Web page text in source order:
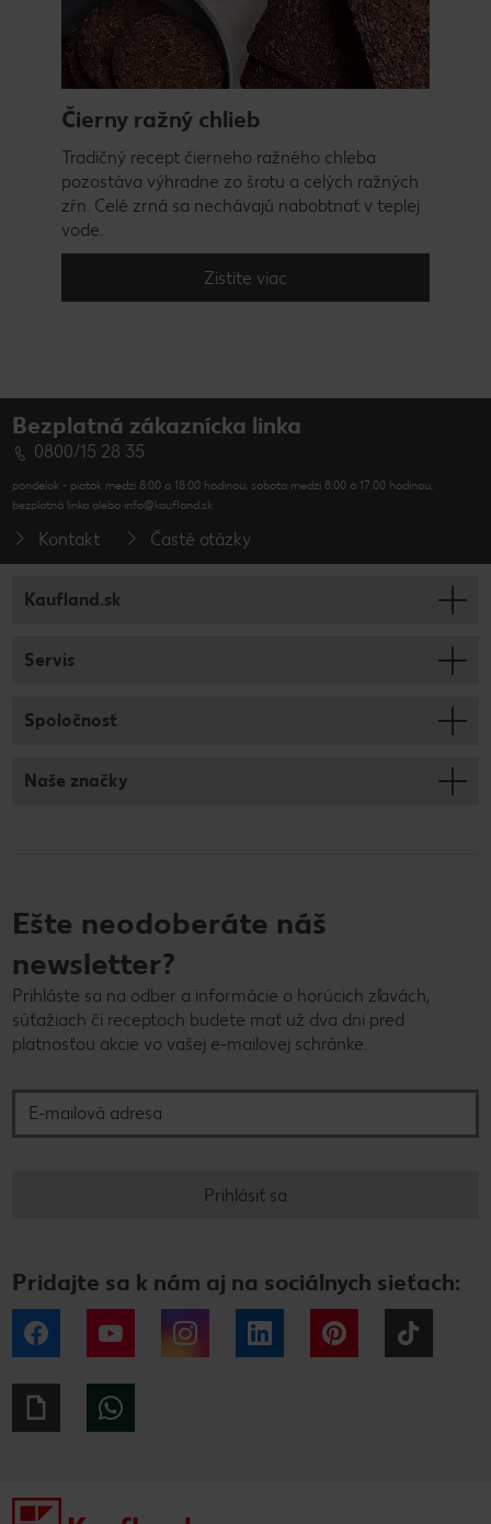
Čierny ražný chlieb
Tradičný recept čierneho ražného chleba
pozostáva výhradne zo šrotu a celých ražných
zŕn. Celé zrná sa nechávajú nabobtnať v teplej
vode.
Zistite viac
Bezplatná zákaznícka linka
0800/15 28 35
pondelok - piatok medzi 8:00 a 18:00 hodinou, sobota medzi 8:00 a 17:00 hodinou,
bezplatná linka alebo info@kaufland.sk
Kontakt Časté otázky
Kaufland.sk
Servis
Spoločnosť
Naše značky
Ešte neodoberáte náš
newsletter?
Prihláste sa na odber a informácie o horúcich zľavách,
súťažiach či receptoch budete mať už dva dni pred
platnosťou akcie vo vašej e-mailovej schránke.
Prihlásiť sa
Pridajte sa k nám aj na sociálnych sieťach:
Facebook YouTube Instagram LinkedIn Pinterest
Giphy